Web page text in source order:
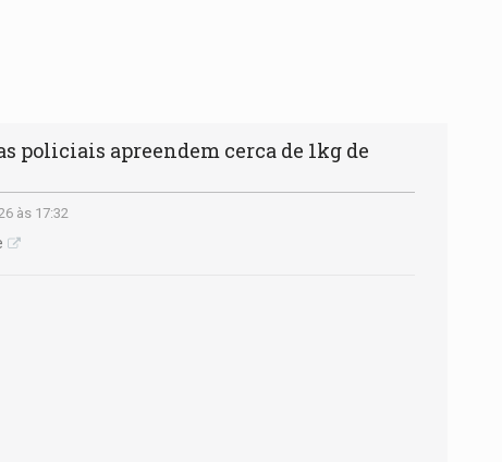
policiais apreendem cerca de 1kg de
às 17:32